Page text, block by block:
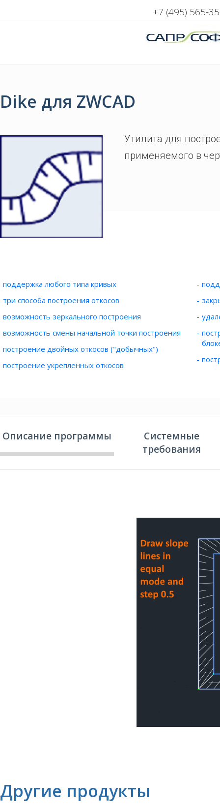
+7 (495) 565-
Dike для ZWCAD
Утилита для
применяемого в
поддержка любого типа кривых
три способа построения откосов
возможность зеркального построения
возможность смены начальной точки построения
построение двойных откосов ("добычных")
построение укрепленных откосов
Описание программы
Системные
требования
Другие продукты